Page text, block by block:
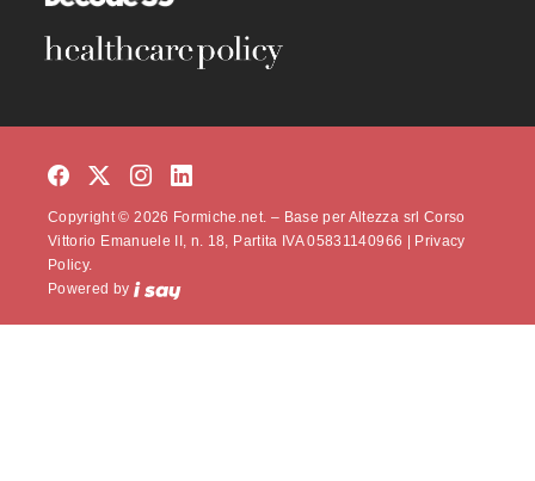
Copyright © 2026 Formiche.net. – Base per Altezza srl Corso
Vittorio Emanuele II, n. 18, Partita IVA 05831140966 |
Privacy
Policy.
Powered by